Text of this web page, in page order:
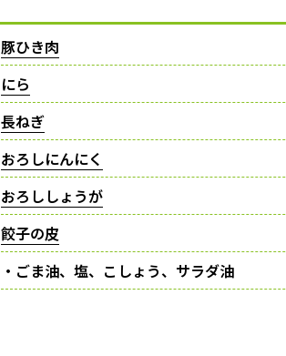
豚ひき肉
にら
長ねぎ
おろしにんにく
おろししょうが
餃子の皮
・ごま油、塩、こしょう、サラダ油